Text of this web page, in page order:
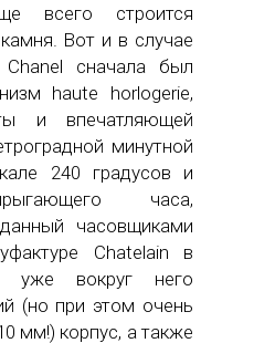
всего строится
Вот и в случае
сначала был
haute horlogerie,
и впечатляющей
минутной
240 градусов и
часа,
часовщиками
Chatelain в
уже вокруг него
(но при этом очень
мм!) корпус, а также